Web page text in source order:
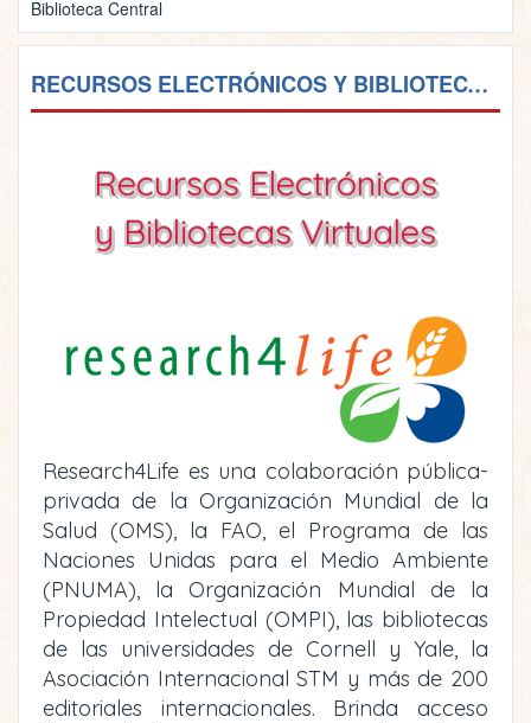
Biblioteca Central
RECURSOS ELECTRÓNICOS Y BIBLIOTECAS VIRTUALES
Recursos Electrónicos
y Bibliotecas Virtuales
Research4Life es una colaboración pública-
privada de la Organización Mundial de la
Salud (OMS), la FAO, el Programa de las
Naciones Unidas para el Medio Ambiente
(PNUMA), la Organización Mundial de la
Propiedad Intelectual (OMPI), las bibliotecas
de las universidades de Cornell y Yale, la
Asociación Internacional STM y más de 200
editoriales internacionales. Brinda acceso